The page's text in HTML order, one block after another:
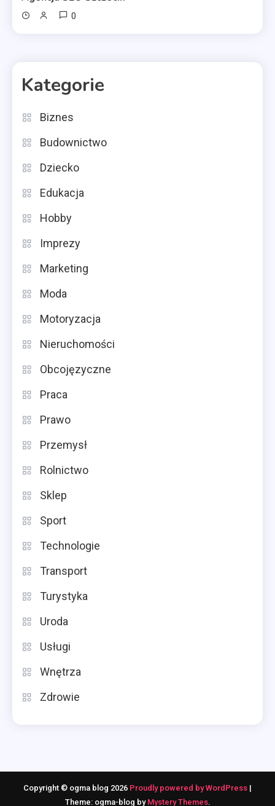
0
Kategorie
Biznes
Budownictwo
Dziecko
Edukacja
Hobby
Imprezy
Marketing
Moda
Motoryzacja
Nieruchomości
Obcojęzyczne
Praca
Prawo
Przemysł
Rolnictwo
Sklep
Sport
Technologie
Transport
Turystyka
Uroda
Usługi
Wnętrza
Zdrowie
Copyright © ogma blog 2026 Proudly powered by WordPress |
Theme: ogma-blog by Mystery Themes.